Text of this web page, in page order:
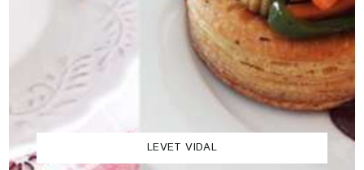
LEVET VIDAL